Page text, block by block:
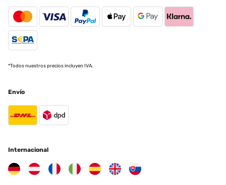
*Todos nuestros precios incluyen IVA.
Envío
Internacional